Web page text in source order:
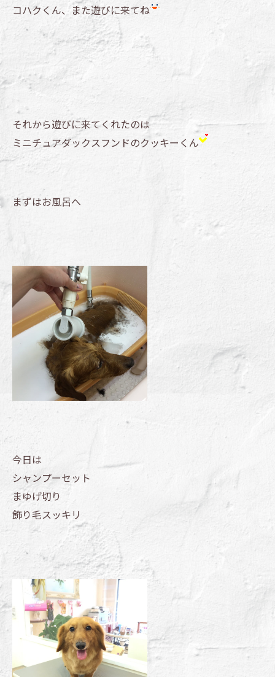
コハクくん、また遊びに来てね
それから遊びに来てくれたのは
ミニチュアダックスフンドのクッキーくん
まずはお風呂へ
今日は
シャンプーセット
まゆげ切り
飾り毛スッキリ